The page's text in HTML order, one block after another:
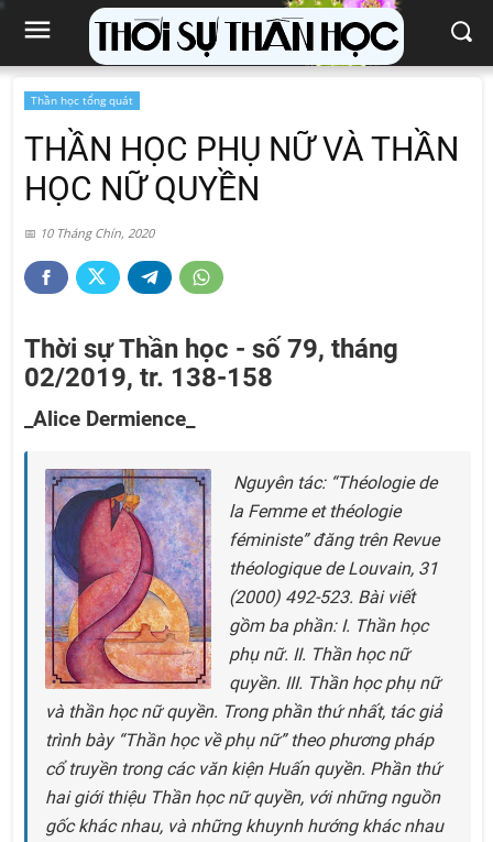
Thần học tổng quát
THẦN HỌC PHỤ NỮ VÀ THẦN
HỌC NỮ QUYỀN
10 Tháng Chín, 2020
Thời sự Thần học - số 79, tháng
02/2019, tr. 138-158
_Alice Dermience_
Nguyên tác: “Théologie de
la Femme et théologie
féministe” đăng trên Revue
théologique de Louvain, 31
(2000) 492-523. Bài viết
gồm ba phần: I. Thần học
phụ nữ. II. Thần học nữ
quyền. III. Thần học phụ nữ
và thần học nữ quyền. Trong phần thứ nhất, tác giả
trình bày “Thần học về phụ nữ” theo phương pháp
cổ truyền trong các văn kiện Huấn quyền. Phần thứ
hai giới thiệu Thần học nữ quyền, với những nguồn
gốc khác nhau, và những khuynh hướng khác nhau